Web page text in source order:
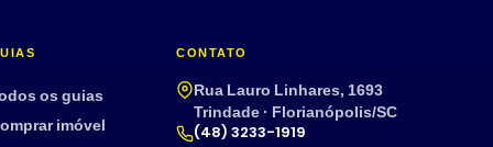
os guias
imóvel
CONTATO
Rua Lauro Linhares, 1693
Trindade · Florianópolis/SC
(48) 3233-1919